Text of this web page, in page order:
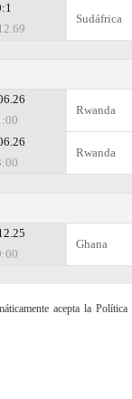
Sudáfrica
Rwanda
Rwanda
Ghana
acepta la